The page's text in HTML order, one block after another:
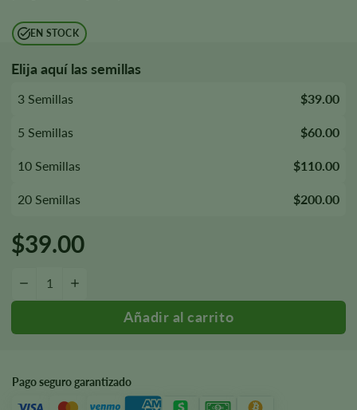
EN STOCK
Elija aquí las semillas
3 Semillas $39.00
5 Semillas $60.00
10 Semillas $110.00
20 Semillas $200.00
$39.00
-
Pago seguro garantizado